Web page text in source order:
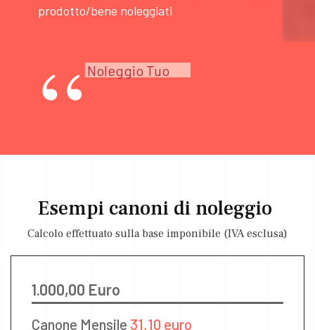
prodotto/bene noleggiati
“ Noleggio Tuo
Esempi canoni di noleggio
Calcolo effettuato sulla base imponibile (IVA esclusa)
1.000,00 Euro
Canone Mensile 31,10 euro